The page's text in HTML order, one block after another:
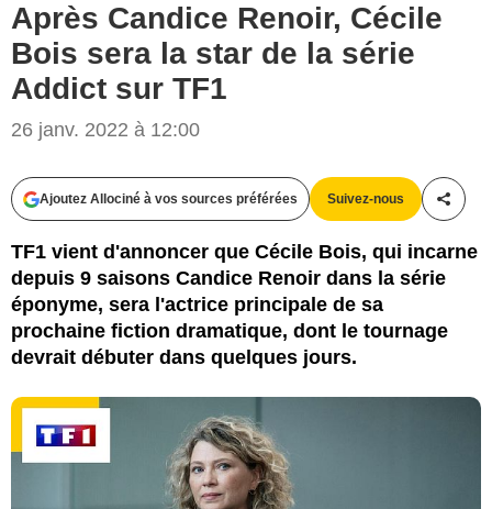
Après Candice Renoir, Cécile
Bois sera la star de la série
Addict sur TF1
26 janv. 2022 à 12:00
Ajoutez Allociné à vos sources préférées Suivez-nous
TF1 vient d'annoncer que Cécile Bois, qui incarne
depuis 9 saisons Candice Renoir dans la série
éponyme, sera l'actrice principale de sa
prochaine fiction dramatique, dont le tournage
devrait débuter dans quelques jours.